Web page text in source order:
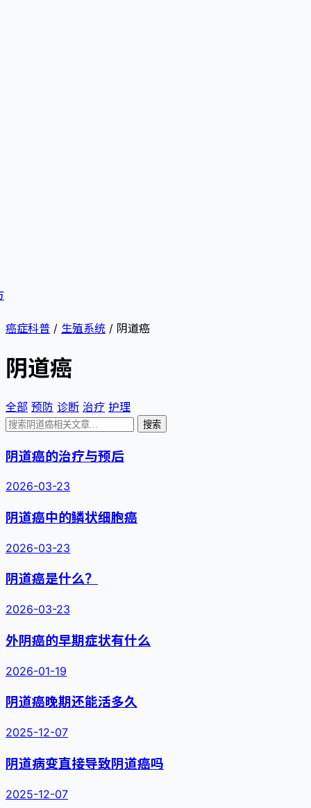
癌症科普 / 生殖系统 / 阴道癌
阴道癌
全部 预防 诊断 治疗 护理
搜索
阴道癌的治疗与预后
2026-03-23
阴道癌中的鳞状细胞癌
2026-03-23
阴道癌是什么？
2026-03-23
外阴癌的早期症状有什么
2026-01-19
阴道癌晚期还能活多久
2025-12-07
阴道病变直接导致阴道癌吗
2025-12-07